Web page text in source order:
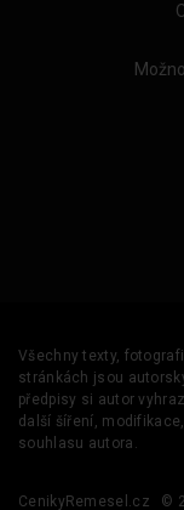
Všechny texty,
stránkách jsou
předpisy si autor
další šíření,
souhlasu autora.
CenikyRemesel.cz ©